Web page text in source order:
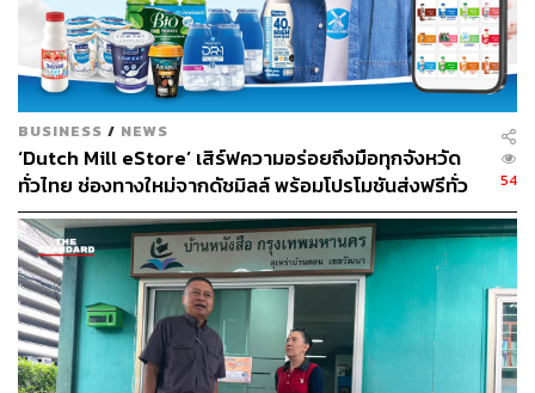
BUSINESS / NEWS
‘Dutch Mill eStore’ เสิร์ฟความอร่อยถึงมือทุกจังหวัด
ทั่วไทย ช่องทางใหม่จากดัชมิลล์ พร้อมโปรโมชันส่งฟรีทั่ว
ประเทศ ส่งไว สั่งก่อนเที่ยง ได้ของวันถัดไป ส่งสินค้าแบบ
เย็นตรงจากโรงงาน [ADVERTORIAL]
54